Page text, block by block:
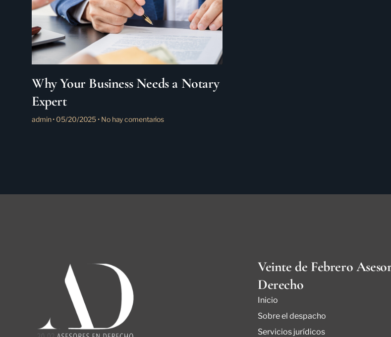
Why Your Business Needs a Notary
Expert
admin 05/20/2025 No hay comentarios
Veinte de Febrero
Derecho
Inicio
Sobre el despacho
Servicios jurídicos